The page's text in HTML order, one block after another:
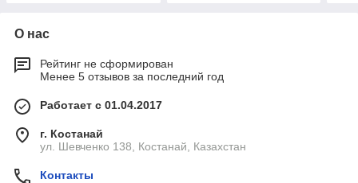
О нас
Рейтинг не сформирован
Менее 5 отзывов за последний год
Работает с 01.04.2017
г. Костанай
ул. Шевченко 138, Костанай, Казахстан
Контакты